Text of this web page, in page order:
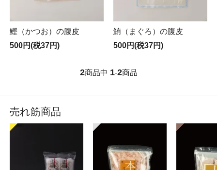
鰹（かつお）の腹皮
500円(税37円)
鮪（まぐろ）の腹皮
500円(税37円)
2商品中 1-2商品
売れ筋商品